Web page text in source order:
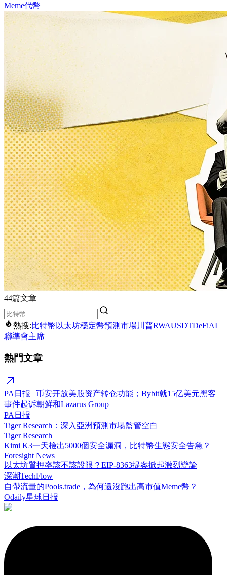
Meme代幣
44篇文章
熱搜:比特幣 以太坊穩定幣預測市場川普RWAUSDTDeFiAI
聯準會主席
熱門文章
PA日报 | 币安开放美股资产转仓功能；Bybit就15亿美元黑客
事件起诉朝鲜和Lazarus Group
PA日报
Tiger Research：深入亞洲預測市場監管空白
Tiger Research
Kimi K3一天檢出5000個安全漏洞，比特幣生態安全告急？
Foresight News
以太坊質押率該不該設限？EIP-8363提案掀起激烈辯論
深潮TechFlow
自帶流量的Pools.trade，為何還沒跑出高市值Meme幣？
Odaily星球日报